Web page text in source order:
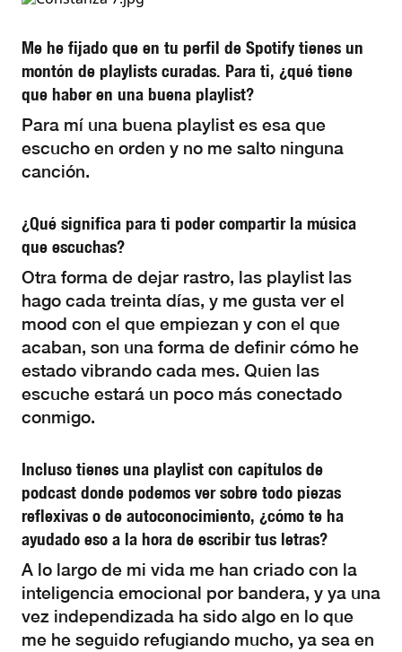
Me he fijado que en tu perfil de Spotify tienes un
montón de playlists curadas. Para ti, ¿qué tiene
que haber en una buena playlist?
Para mí una buena playlist es esa que
escucho en orden y no me salto ninguna
canción.
¿Qué significa para ti poder compartir la música
que escuchas?
Otra forma de dejar rastro, las playlist las
hago cada treinta días, y me gusta ver el
mood con el que empiezan y con el que
acaban, son una forma de definir cómo he
estado vibrando cada mes. Quien las
escuche estará un poco más conectado
conmigo.
Incluso tienes una playlist con capítulos de
podcast donde podemos ver sobre todo piezas
reflexivas o de autoconocimiento, ¿cómo te ha
ayudado eso a la hora de escribir tus letras?
A lo largo de mi vida me han criado con la
inteligencia emocional por bandera, y ya una
vez independizada ha sido algo en lo que
me he seguido refugiando mucho, ya sea en